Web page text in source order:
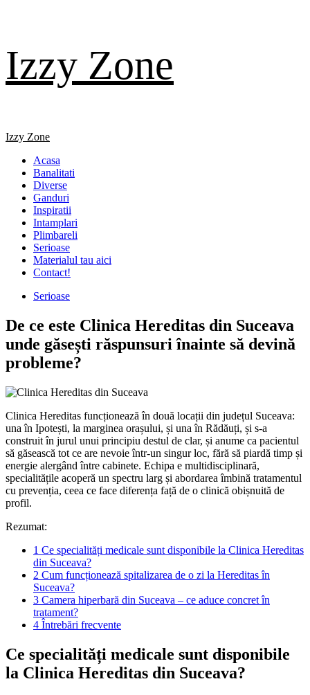
content
Izzy Zone
Primary
Izzy Zone
Acasa
Banalitati
Diverse
Ganduri
Inspiratii
Intamplari
Plimbareli
Serioase
Materialul tau aici
Contact!
Serioase
De ce este Clinica Hereditas din Suceava
unde găsești răspunsuri înainte să devină
probleme?
Clinica Hereditas funcționează în două locații din județul Suceava:
una în Ipotești, la marginea orașului, și una în Rădăuți, și s-a
construit în jurul unui principiu destul de clar, și anume ca pacientul
să găsească tot ce are nevoie într-un singur loc, fără să piardă timp și
energie alergând între cabinete. Echipa e multidisciplinară,
specialitățile acoperă un spectru larg și abordarea îmbină tratamentul
cu prevenția, ceea ce face diferența față de o clinică obișnuită de
profil.
Rezumat:
1 Ce specialități medicale sunt disponibile la Clinica Hereditas
din Suceava?
2 Cum funcționează spitalizarea de o zi la Hereditas în
Suceava?
3 Camera hiperbară din Suceava – ce aduce concret în
tratament?
4 Întrebări frecvente
Ce specialități medicale sunt disponibile
la Clinica Hereditas din Suceava?